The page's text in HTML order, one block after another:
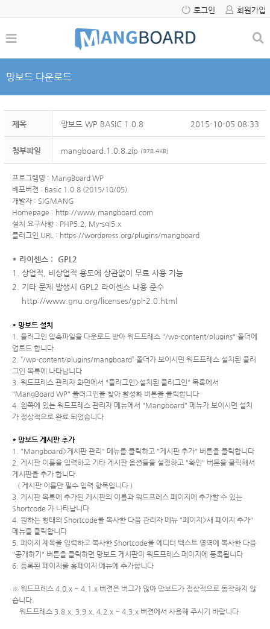
로그인 회원가입
망보드 다운로드
제목 망보드 WP BASIC 1.0.8 2015-10-05 08:33
첨부파일 mangboard.1.0.8.zip (978.4KB)
프로그램명 : MangBoard WP
배포버젼 : Basic 1.0.8 (2015/10/05)
개발자 : SIGMANG
Homepage : http://www.mangboard.com
설치 요구사항 : PHP5.2, My-sql5.x
플러그인 URL : https://wordpress.org/plugins/mangboard
* 라이센스 : GPL2
1. 상업적, 비상업적 용도에 상관없이 무료 사용 가능
2. 기타 문제 발생시 GPL2 라이센스 내용 준수
http://www.gnu.org/licenses/gpl-2.0.html
* 망보드 설치
1. 플러그인 압축파일을 다운로드 받아 워드프레스 "/wp-content/plugins" 폴더에
업로드 합니다
2. “/wp-content/plugins/mangboard” 폴더가 보이시면 워드프레스 설치된 플러
그인 목록에 나타납니다
3. 워드프레스 관리자 화면에서 "플러그인>설치된 플러그인" 목록에서
"MangBoard WP" 플러그인을 찾아 활성화 버튼을 클릭합니다
4. 왼쪽에 있는 워드프레스 관리자 메뉴에서 "Mangboard" 메뉴가 보이시면 설치
가 정상적으로 완료 되었습니다
* 망보드 게시판 추가
1. "Mangboard>게시판 관리" 메뉴를 클릭하고 "게시판 추가" 버튼을 클릭합니다
2. 게시판 이름을 입력하고 기타 게시판 옵션들을 설정하고 "확인" 버튼을 클릭해서
게시판을 추가 합니다
( 게시판 이름만 필수 입력 항목입니다 )
3. 게시판 목록에 추가된 게시판의 이름과 워드프레스 페이지에 추가할 수 있는
Shortcode 가 나타납니다
4. 원하는 형태의 Shortcode를 복사한 다음 관리자 메뉴 "페이지>새 페이지 추가"
메뉴를 클릭합니다
5. 페이지 제목을 입력하고 복사한 Shortcode를 에디터 텍스트 영역에 복사한 다음
"공개하기" 버튼을 클릭하면 망보드 게시판이 워드프레스 페이지에 등록됩니다
6. 등록된 페이지를 홈페이지 메뉴에 추가합니다
※ 워드프레스 4.0.x ~ 4.1.x 버젼은 버그가 많아 망보드가 정상적으로 동작하지 않
습니다.
워드프레스 3.8.x, 3.9.x, 4.2.x ~ 4.3.x 버젼에서 사용해 주시기 바랍니다